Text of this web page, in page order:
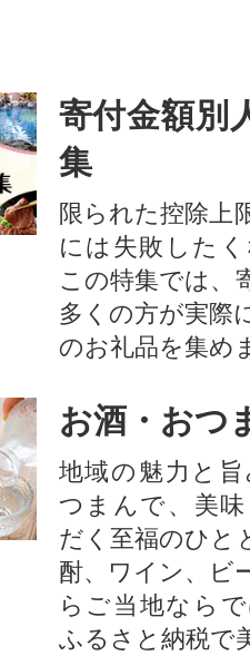
寄付金額別
集
限られた控除上
には失敗した
この特集では、
多くの方が実際
のお礼品を集め
お酒・おつ
地域の魅力と
つまんで、美
だく至福のひと
酎、ワイン、ビ
らご当地なら
ふるさと納税で